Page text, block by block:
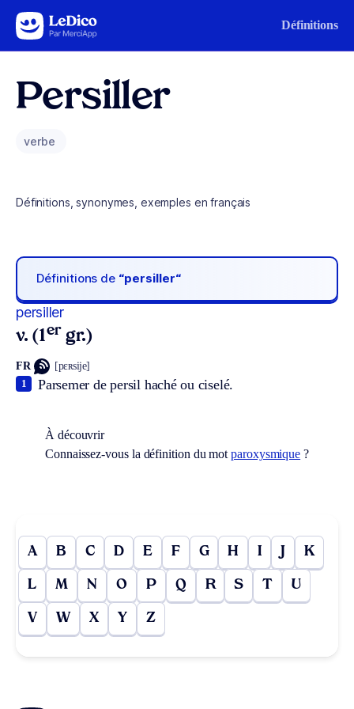
Aller au contenu Définitions
Persiller
verbe
Définitions, synonymes, exemples en français
Définitions de “persiller“
persiller
v. (1er gr.)
FR [pɛʀsije]
Parsemer de persil haché ou ciselé.
1
À découvrir
Connaissez-vous la définition du motparoxysmique ?
A B C D E F G H I J K
L M N O P Q R S T U
V W X Y Z